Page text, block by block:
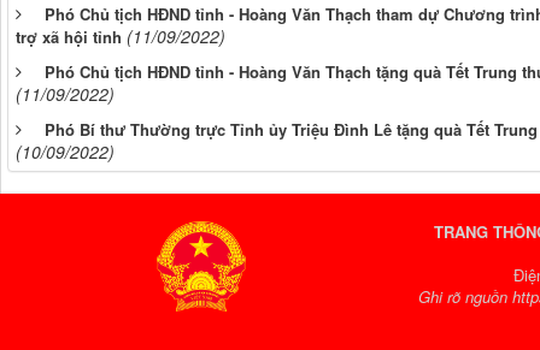
Phó Chủ tịch HĐND tỉnh - Hoàng Văn Thạch tham dự Chương
trợ xã hội tỉnh (11/09/2022)
Phó Chủ tịch HĐND tỉnh - Hoàng Văn Thạch tặng quà Tết Trung
(11/09/2022)
Phó Bí thư Thường trực Tỉnh ủy Triệu Đình Lê tặng quà Tết
(10/09/2022)
TRANG
Ghi rõ nguồn